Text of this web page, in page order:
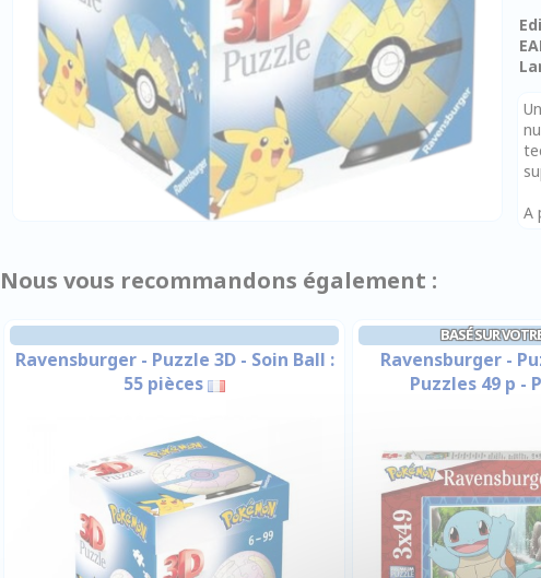
A
Nous vous recommandons également :
Ravensburger - Puzzle 3D - Soin Ball :
55 pièces
BASÉ SUR
Ravensburger -
Puzzles 49 p -